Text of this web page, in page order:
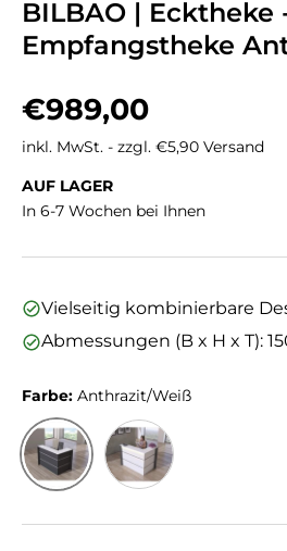
BILBAO | Ecktheke
Empfangstheke
Normaler Preis
€989,00
inkl. MwSt. - zzgl. €5,90 Versand
AUF LAGER
In 6-7 Wochen bei Ihnen
Vielseitig kombinierbare
Abmessungen (B x H x T):
Farbe: Anthrazit/Weiß
Anthrazit/Weiß